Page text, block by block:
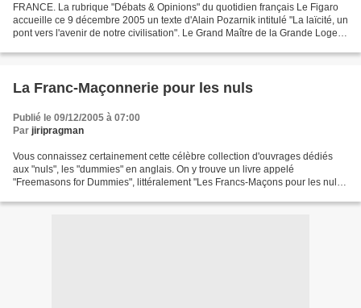
FRANCE. La rubrique "Débats & Opinions" du quotidien français Le Figaro
accueille ce 9 décembre 2005 un texte d'Alain Pozarnik intitulé "La laïcité, un
pont vers l'avenir de notre civilisation". Le Grand Maître de la Grande Loge
La Franc-Maçonnerie pour les nuls
Publié le 09/12/2005 à 07:00
Par jiripragman
Vous connaissez certainement cette célèbre collection d'ouvrages dédiés
aux "nuls", les "dummies" en anglais. On y trouve un livre appelé
"Freemasons for Dummies", littéralement "Les Francs-Maçons pour les nuls".